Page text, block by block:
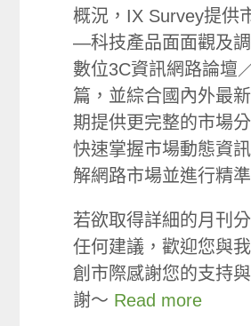
概況，IX Survey提供
—科技產品面面觀及
數位3C資訊網路論壇
篇，並綜合國內外最
期提供更完整的市場
快速掌握市場動態資
解網路市場並進行精準
若欲取得詳細的月刊
任何建議，歡迎您與我
創市際感謝您的支持
謝～ Read more